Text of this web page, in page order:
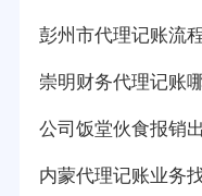
彭州市代理记账流
崇明财务代理记账
公司饭堂伙食报销
内蒙代理记账业务